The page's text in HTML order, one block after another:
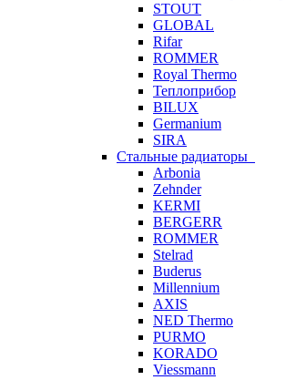
STOUT
GLOBAL
Rifar
ROMMER
Royal Thermo
Теплоприбор
BILUX
Germanium
SIRA
Стальные радиаторы
Arbonia
Zehnder
KERMI
BERGERR
ROMMER
Stelrad
Buderus
Millennium
AXIS
NED Thermo
PURMO
KORADO
Viessmann